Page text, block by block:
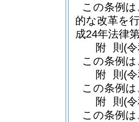
この条例
的な改革を
成24年法律
附 則 (
この条例
附 則 (
この条例
附 則 (
この条例